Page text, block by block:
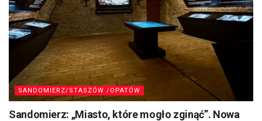
SANDOMIERZ/STASZÓW /OPATÓW
Sandomierz: „Miasto, które mogło zginąć”. Nowa